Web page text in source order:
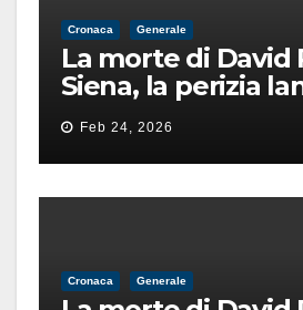
Cronaca Generale
La morte di David
Siena, la perizia
pista di
finita male
Feb 24, 2026
Cronaca Generale